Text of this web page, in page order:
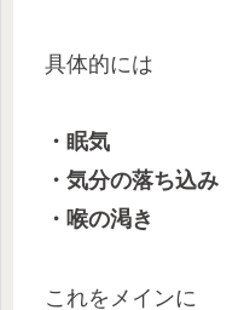
具体的には
・眠気
・気分の落ち込み
・喉の渇き
これをメインに